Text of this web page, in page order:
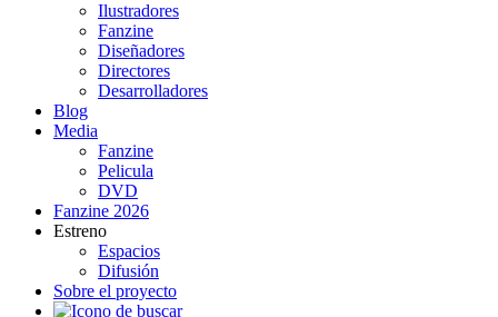
Ilustradores
Fanzine
Diseñadores
Directores
Desarrolladores
Blog
Media
Fanzine
Pelicula
DVD
Fanzine 2026
Estreno
Espacios
Difusión
Sobre el proyecto